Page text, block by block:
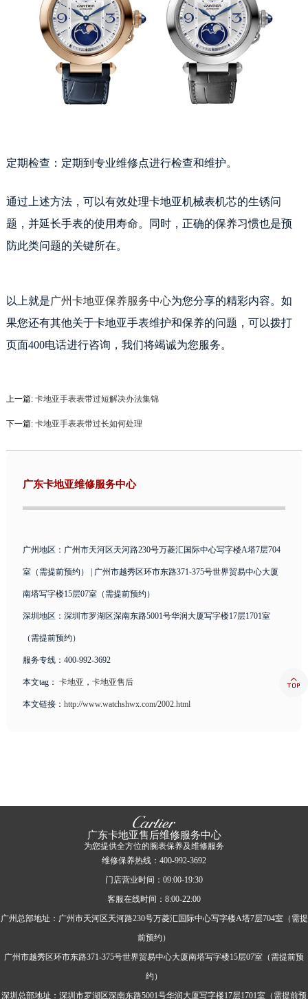
定期检查：定期到专业维修点进行检查和维护。
通过上述方法，可以有效处理卡地亚机械表机芯的生锈问
题，并延长手表的使用寿命。同时，正确的保养习惯也是预
防此类问题的关键所在。
以上就是广州卡地亚保养服务中心为您分享的精彩内容。如
果您还有其他关于卡地亚手表维护和保养的问题，可以拨打
页面400电话进行咨询，我们将竭诚为您服务。
上一篇: 卡地亚手表表带过短解决办法集锦
下一篇: 卡地亚手表表带过长如何处理
广东卡地亚维修服务中心
广州地区：广州市天河区天河路230号万菱汇国际中心写字楼A塔7层704
室（需提前预约） | 广州市越秀区环市东路371-375号世界贸易中心大厦
南塔写字楼15层07室（需提前预约）
深圳地区：深圳市罗湖区深南东路5001号华润大厦写字楼17层1701室
（需提前预约）
服务专线：400-992-3692
本文tag： 卡地亚 ， 卡地亚售后
本文链接： http://www.watchshwx.com/2002.html
广东卡地亚售后维修服务中心
为您提供全方位的腕表保养及维修服务
维修保养热线：400-992-3692
门店营业时间：09:00-19:30
客服在线时间：8:00-22:00
广州总部地址：广州市天河区天河路230号万菱汇国际中心写字楼A塔7层704室（需提
前预约）
广州市越秀区环市东路371-375号世界贸易中心大厦南塔写字楼15层07室（需提前预
约）
深圳总部地址：深圳市罗湖区深南东路5001号华润大厦写字楼17层1701室（需提前预
